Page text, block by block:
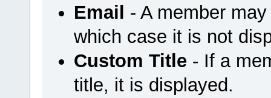
Email - A member
which case it is not
Custom Title- If a
title, it is displayed.